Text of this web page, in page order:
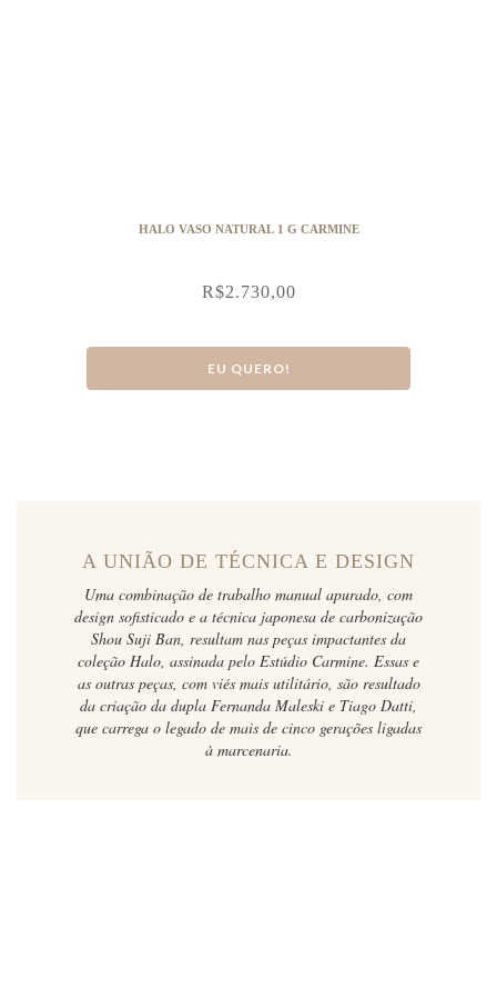
HALO VASO NATURAL 1 G CARMINE
R$2.730,00
EU QUERO!
A UNIÃO DE TÉCNICA E DESIGN
Uma combinação de trabalho manual apurado, com
design sofisticado e a técnica japonesa de carbonização
Shou Suji Ban, resultam nas peças impactantes da
coleção Halo, assinada pelo Estúdio Carmine. Essas e
as outras peças, com viés mais utilitário, são resultado
da criação da dupla Fernanda Maleski e Tiago Datti,
que carrega o legado de mais de cinco gerações ligadas
à marcenaria.